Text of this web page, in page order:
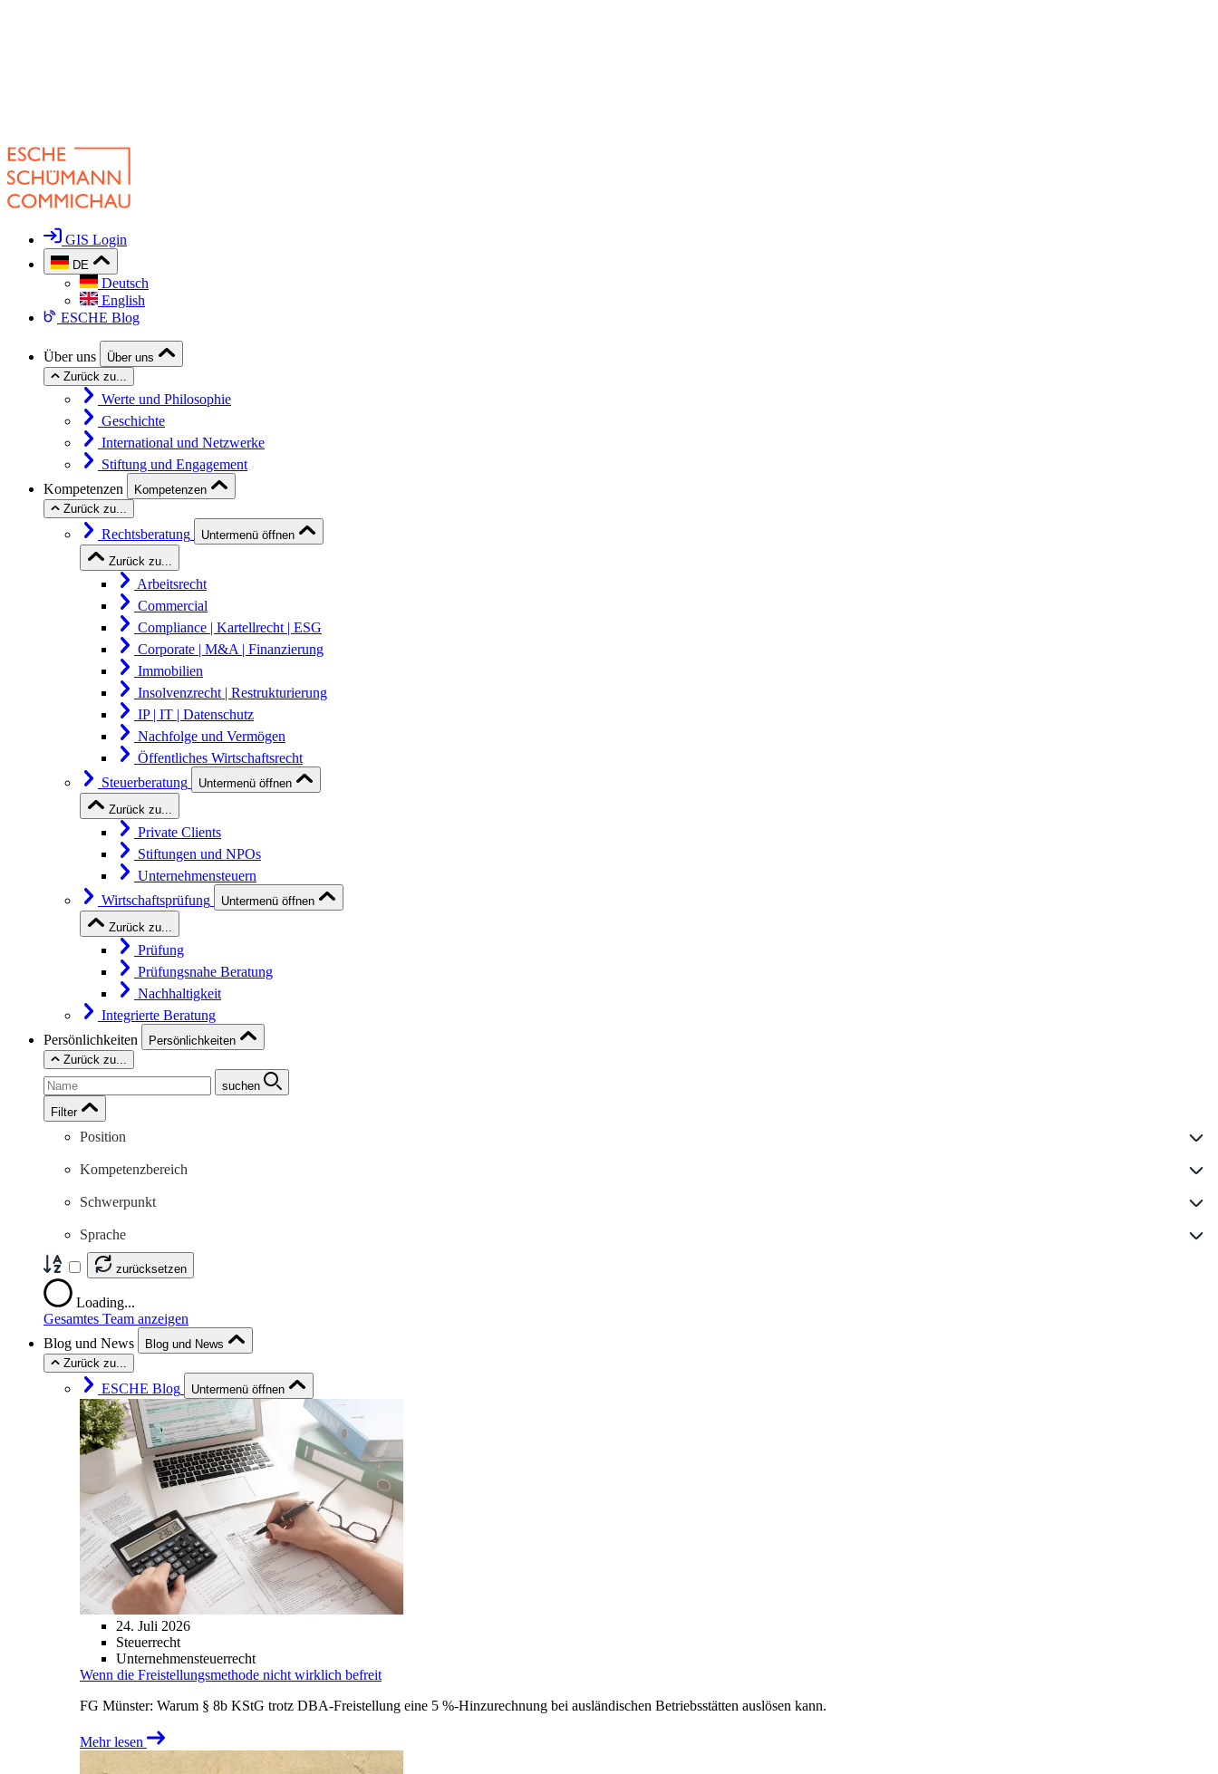
GIS Login
DE
Deutsch
English
ESCHE Blog
Über uns
Über uns
Zurück zu...
Werte und Philosophie
Geschichte
International und Netzwerke
Stiftung und Engagement
Kompetenzen
Kompetenzen
Zurück zu...
Rechtsberatung
Untermenü öffnen
Zurück zu...
Arbeitsrecht
Commercial
Compliance | Kartellrecht | ESG
Corporate | M&A | Finanzierung
Immobilien
Insolvenzrecht | Restrukturierung
IP | IT | Datenschutz
Nachfolge und Vermögen
Öffentliches Wirtschaftsrecht
Steuerberatung
Untermenü öffnen
Zurück zu...
Private Clients
Stiftungen und NPOs
Unternehmensteuern
Wirtschaftsprüfung
Untermenü öffnen
Zurück zu...
Prüfung
Prüfungsnahe Beratung
Nachhaltigkeit
Integrierte Beratung
Persönlichkeiten
Persönlichkeiten
Zurück zu...
suchen
Filter
Position
Kompetenzbereich
Schwerpunkt
Sprache
zurücksetzen
Loading...
Gesamtes Team anzeigen
Blog und News
Blog und News
Zurück zu...
ESCHE Blog Untermenü öffnen
24. Juli 2026
Steuerrecht
Unternehmensteuerrecht
Wenn die Freistellungsmethode nicht wirklich befreit
FG Münster: Warum § 8b KStG trotz DBA-Freistellung eine 5 %-Hinzurechnung bei ausländischen Betriebsstätten auslösen kann.
Mehr lesen